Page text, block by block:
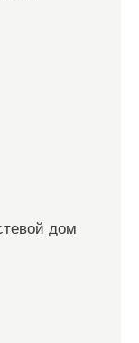
дом